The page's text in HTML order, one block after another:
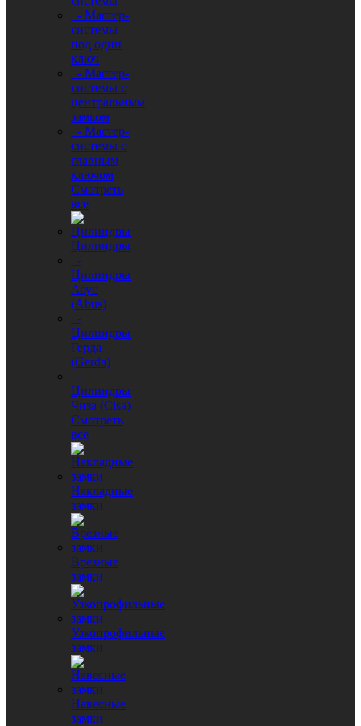
- Мастер-
системы
под один
ключ
- Мастер-
системы с
центральным
замком
- Мастер-
системы с
главным
ключом
Смотреть
все
Цилиндры
-
Цилиндры
Абус
(Abus)
-
Цилиндры
Герда
(Gerda)
-
Цилиндры
Чиза (Cisa)
Смотреть
все
Накладные
замки
Врезные
замки
Узкопрофильные
замки
Навесные
замки